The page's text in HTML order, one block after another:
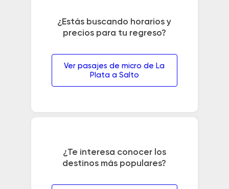
¿Estás buscando horarios y
precios para tu regreso?
Ver pasajes de micro de La
Plata a Salto
¿Te interesa conocer los
destinos más populares?